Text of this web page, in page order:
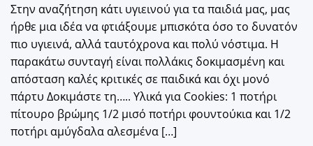
Στην αναζήτηση κάτι υγιεινού για τα παιδιά μας, μας
ήρθε μια ιδέα να φτιάξουμε μπισκότα όσο το δυνατόν
πιο υγιεινά, αλλά ταυτόχρονα και πολύ νόστιμα. Η
παρακάτω συνταγή είναι πολλάκις δοκιμασμένη και
απόσταση καλές κριτικές σε παιδικά και όχι μονό
πάρτυ Δοκιμάστε τη….. Υλικά για Cookies: 1 ποτήρι
πίτουρο βρώμης 1/2 μισό ποτήρι φουντούκια και 1/2
ποτήρι αμύγδαλα αλεσμένα […]